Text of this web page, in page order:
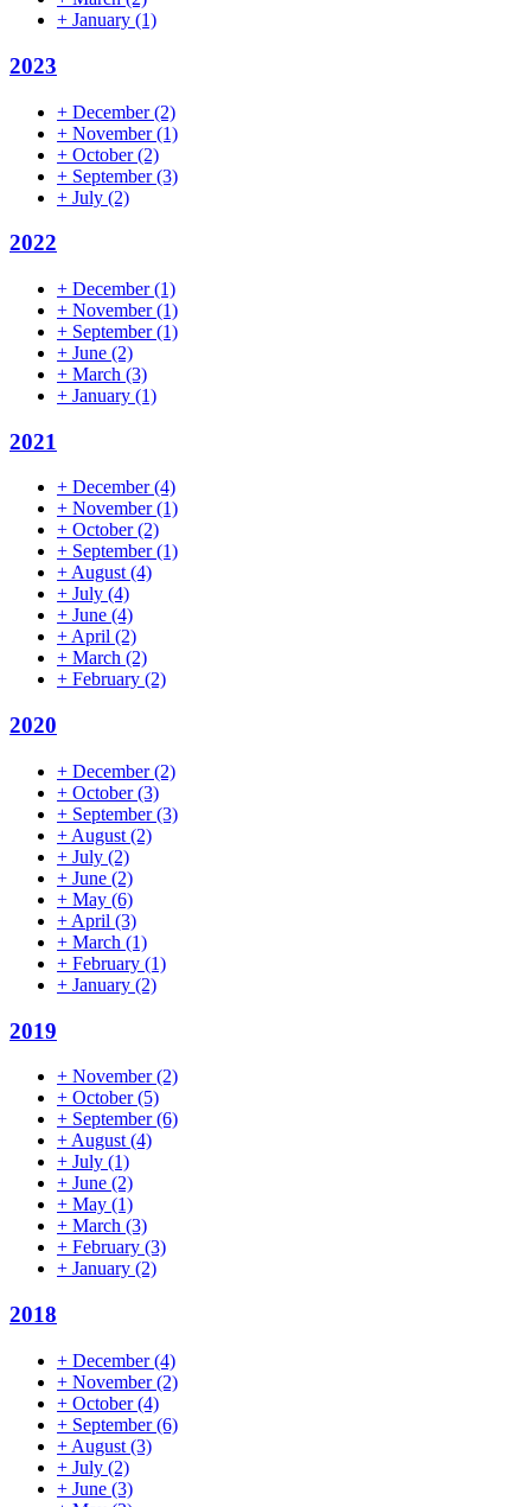
+ January (1)
2023
+ December(2)
+ November(1)
+ October(2)
+ September(3)
+ July (2)
2022
+ December(1)
+ November(1)
+ September(1)
+ June (2)
+ March (3)
+ January (1)
2021
+ December(4)
+ November(1)
+ October(2)
+ September(1)
+ August (4)
+ July (4)
+ June (4)
+ April (2)
+ March (2)
+ February (2)
2020
+ December(2)
+ October(3)
+ September(3)
+ August (2)
+ July (2)
+ June (2)
+ May (6)
+ April (3)
+ March (1)
+ February (1)
+ January (2)
2019
+ November(2)
+ October(5)
+ September(6)
+ August (4)
+ July (1)
+ June (2)
+ May (1)
+ March (3)
+ February (3)
+ January (2)
2018
+ December(4)
+ November(2)
+ October(4)
+ September(6)
+ August (3)
+ July (2)
+ June (3)